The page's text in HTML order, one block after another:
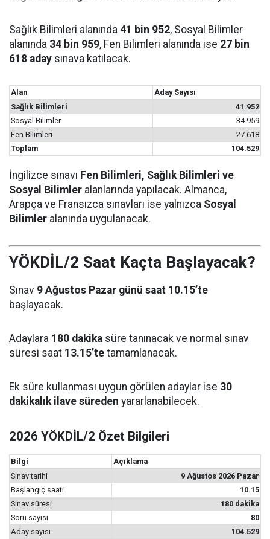
Sağlık Bilimleri alanında 41 bin 952, Sosyal Bilimler
alanında 34 bin 959, Fen Bilimleri alanında ise 27 bin
618 aday sınava katılacak.
Alan
Aday Sayısı
Sağlık Bilimleri
41.952
Sosyal Bilimler
34.959
Fen Bilimleri
27.618
Toplam
104.529
İngilizce sınavı Fen Bilimleri, Sağlık Bilimleri ve
Sosyal Bilimler alanlarında yapılacak. Almanca,
Arapça ve Fransızca sınavları ise yalnızca Sosyal
Bilimler alanında uygulanacak.
YÖKDİL/2 Saat Kaçta Başlayacak?
Sınav 9 Ağustos Pazar günü saat 10.15’te
başlayacak.
Adaylara 180 dakika süre tanınacak ve normal sınav
süresi saat 13.15’te tamamlanacak.
Ek süre kullanması uygun görülen adaylar ise 30
dakikalık ilave süreden yararlanabilecek.
2026 YÖKDİL/2 Özet Bilgileri
Bilgi
Açıklama
Sınav tarihi
9 Ağustos 2026 Pazar
Başlangıç saati
10.15
Sınav süresi
180 dakika
Soru sayısı
80
Aday sayısı
104.529